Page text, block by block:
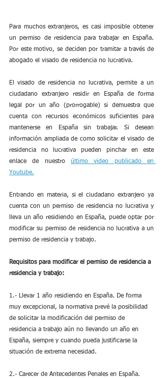
Para muchos extranjeros, es casi imposible obtener
un permiso de residencia para trabajar en España.
Por este motivo, se deciden por tramitar a través de
abogado el visado de residencia no lucrativa.
El visado de residencia no lucrativa, permite a un
ciudadano extranjero residir en España de forma
legal por un año (prorrogable) si demuestra que
cuenta con recursos económicos suficientes para
mantenerse en España sin trabajar. Si desean
información ampliada de como solicitar el visado de
residencia no lucrativa pueden pinchar en este
enlace de nuestro último video publicado en
Youtube.
Entrando en materia, si el ciudadano extranjero ya
cuenta con un permiso de residencia no lucrativa y
lleva un año residiendo en España, puede optar por
modificar su permiso de residencia no lucrativa a un
permiso de residencia y trabajo.
Requisitos para modificar el permiso de residencia a
residencia y trabajo:
1.- Llevar 1 año residiendo en España. De forma
muy excepcional, la normativa prevé la posibilidad
de solicitar la modificación del permiso de
residencia a trabajo aún no llevando un año en
España, siempre y cuando pueda justificarse la
situación de extrema necesidad.
2.- Carecer de Antecedentes Penales en España.